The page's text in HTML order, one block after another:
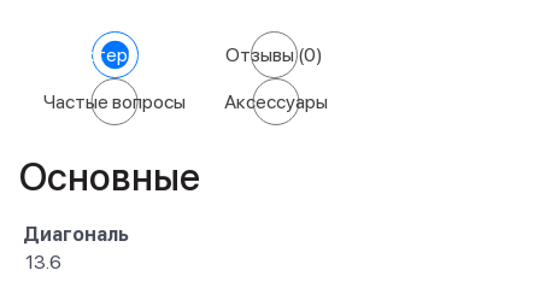
Характеристики Отзывы(0)
Частые вопросы Аксессуары
Основные
Диагональ
13.6